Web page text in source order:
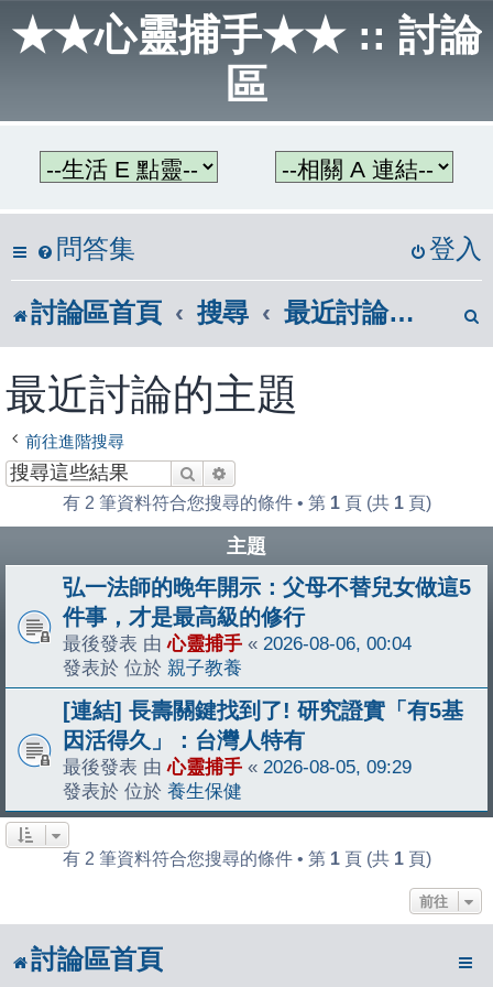
★★心靈捕手★★ :: 討論
區
問答集 登入
討論區首頁 搜尋 最近討論的主題
最近討論的主題
前往進階搜尋
搜尋
有 2 筆資料符合您搜尋的條件 • 第 1頁 (共 1頁)
主題
弘一法師的晚年開示：父母不替兒女做這5
件事，才是最高級的修行
最後發表 由心靈捕手 « 2026-08-06, 00:04
發表於 位於 親子教養
[連結] 長壽關鍵找到了! 研究證實「有5基
因活得久」：台灣人特有
最後發表 由心靈捕手 « 2026-08-05, 09:29
發表於 位於 養生保健
有 2 筆資料符合您搜尋的條件 • 第 1頁 (共 1頁)
前往
討論區首頁